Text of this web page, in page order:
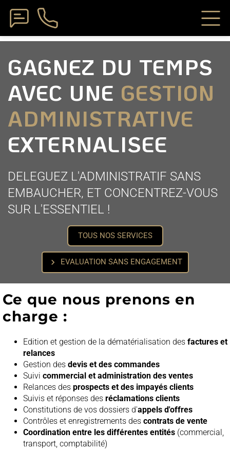
GAGNEZ DU TEMPS
AVEC UNE GESTION
ADMINISTRATIVE
EXTERNALISEE
DELEGUEZ L'ADMINISTRATIF SANS
EMBAUCHER, ET CONCENTREZ-VOUS
SUR L'ESSENTIEL !
TOUS NOS SERVICES
chevron_right EVALUATION SANS ENGAGEMENT
Ce que nous prenons en
charge :
Edition et gestion de la dématérialisation des factures et
relances
Gestion des devis et des commandes
Suivi commercial et administration des ventes
Relances des prospects et des impayés clients
Suivis et réponses des réclamations clients
Constitutions de vos dossiers d'appels d'offres
Contrôles et enregistrements des contrats de vente
Coordination entre les différentes entités (commercial,
transport, comptabilité)